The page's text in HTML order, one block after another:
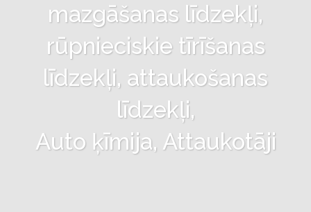
mazgāšanas līdzekļi,
rūpnieciskie tīrīšanas
līdzekļi, attaukošanas
līdzekļi,
Auto ķīmija, Attaukotāji